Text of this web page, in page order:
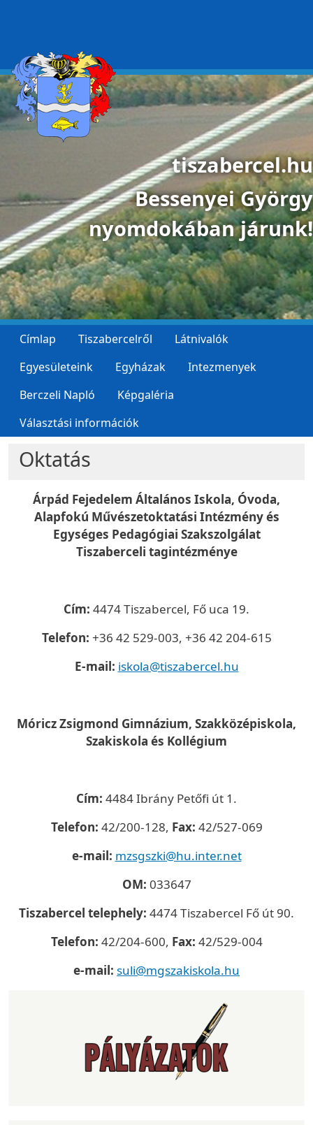
tiszabercel.hu
Bessenyei György
nyomdokában járunk!
Címlap Tiszabercelről
Látnivalók
Egyesületeink
Egyházak
Intezmenyek
Berczeli Napló
Képgaléria
Választási információk
Oktatás
Árpád Fejedelem Általános Iskola, Óvoda,
Alapfokú Művészetoktatási Intézmény és
Egységes Pedagógiai Szakszolgálat
Tiszaberceli tagintézménye
Cím: 4474 Tiszabercel, Fő uca 19.
Telefon: +36 42 529-003, +36 42 204-615
E-mail: iskola@tiszabercel.hu
Móricz Zsigmond Gimnázium, Szakközépiskola,
Szakiskola és Kollégium
Cím: 4484 Ibrány Petőfi út 1.
Telefon: 42/200-128, Fax: 42/527-069
e-mail: mzsgszki@hu.inter.net
OM: 033647
Tiszabercel telephely: 4474 Tiszabercel Fő út 90.
Telefon: 42/204-600, Fax: 42/529-004
e-mail: suli@mgszakiskola.hu